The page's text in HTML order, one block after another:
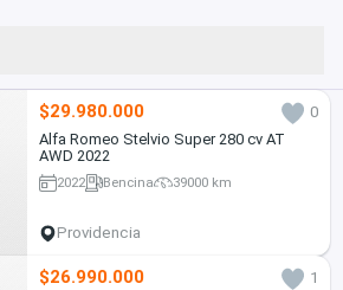
$29.980.000
0
Alfa Romeo Stelvio Super 280 cv AT
AWD 2022
2022 Bencina 39000 km
Providencia
$26.990.000
1